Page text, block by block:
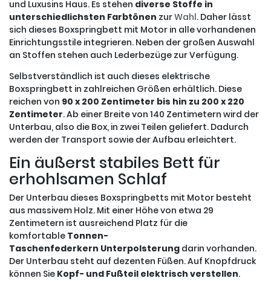
und Luxusins Haus. Es stehen diverse Stoffe in
unterschiedlichsten Farbtönen zurWahl. Daher lässt
sich dieses Boxspringbett mit Motor in alle vorhandenen
Einrichtungsstile integrieren. Neben der großen Auswahl
an Stoffen stehen auch Lederbezüge zur Verfügung.
Selbstverständlich ist auch dieses elektrische
Boxspringbett in zahlreichen Größen erhältlich. Diese
reichen von 90 x 200 Zentimeter bis hin zu 200 x 220
Zentimeter. Ab einer Breite von 140 Zentimetern wird der
Unterbau, also die Box, in zwei Teilen geliefert. Dadurch
werden der Transport sowie der Aufbau erleichtert.
Ein äußerst stabiles Bett für
erhohlsamen Schlaf
Der Unterbau dieses Boxspringbetts mit Motor besteht
aus massivem Holz. Mit einer Höhe von etwa 29
Zentimetern ist ausreichend Platz für die
komfortable Tonnen-
Taschenfederkern Unterpolsterung darin vorhanden.
Der Unterbau steht auf dezenten Füßen. Auf Knopfdruck
können Sie Kopf- und Fußteil elektrisch verstellen.